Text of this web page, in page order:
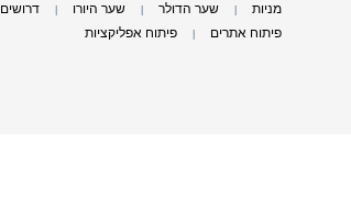
מניות שער הדולר שער היורו דרושים
פיתוח אתרים פיתוח אפליקציות